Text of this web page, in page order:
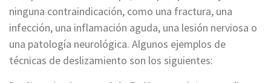
ninguna contraindicación, como una fractura, una
infección, una inflamación aguda, una lesión nerviosa o
una patología neurológica. Algunos ejemplos de
técnicas de deslizamiento son los siguientes: